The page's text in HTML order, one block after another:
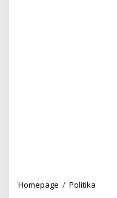
Homepage / Politika